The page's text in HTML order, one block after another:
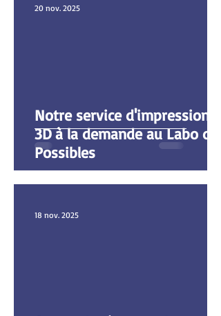
Notre service d'impression
3D à la demande au Labo des
Possibles
20 nov. 2025
18 nov. 2025